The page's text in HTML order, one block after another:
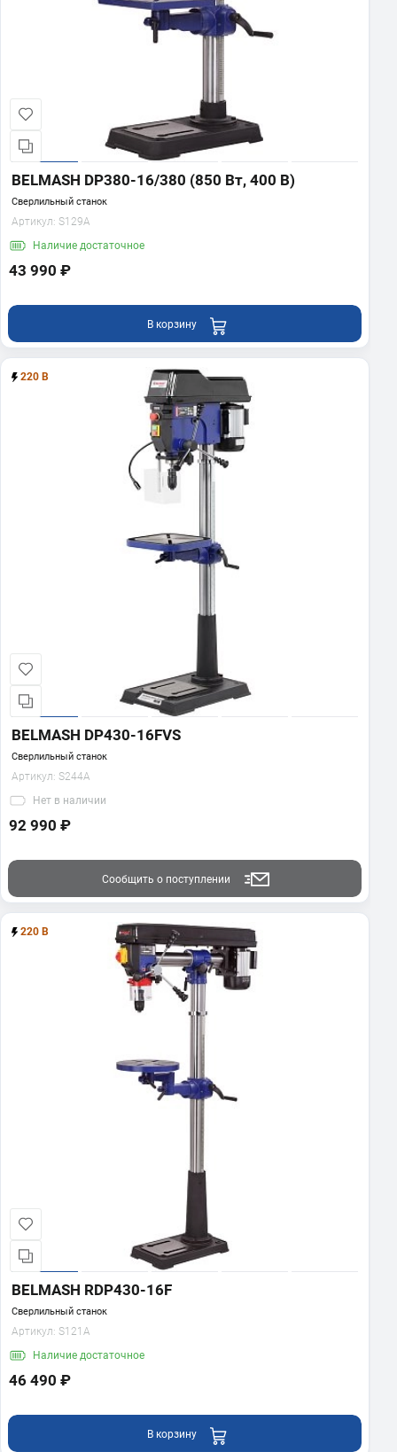
BELMASH DP380-16/380 (850 Вт, 400 В)
Сверлильный станок
Артикул: S129A
Наличие достаточное
43 990 ₽
В корзину
220 В
BELMASH DP430-16FVS
Сверлильный станок
Артикул: S244A
Нет в наличии
92 990 ₽
Сообщить о поступлении
220 В
BELMASH RDP430-16F
Сверлильный станок
Артикул: S121A
Наличие достаточное
46 490 ₽
В корзину